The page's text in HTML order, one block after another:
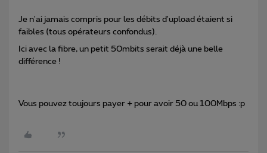
Je n'ai jamais compris pour les débits d'upload étaient si
faibles (tous opérateurs confondus).
Ici avec la fibre, un petit 50mbits serait déjà une belle
différence !
Vous pouvez toujours payer + pour avoir 50 ou 100Mbps :p